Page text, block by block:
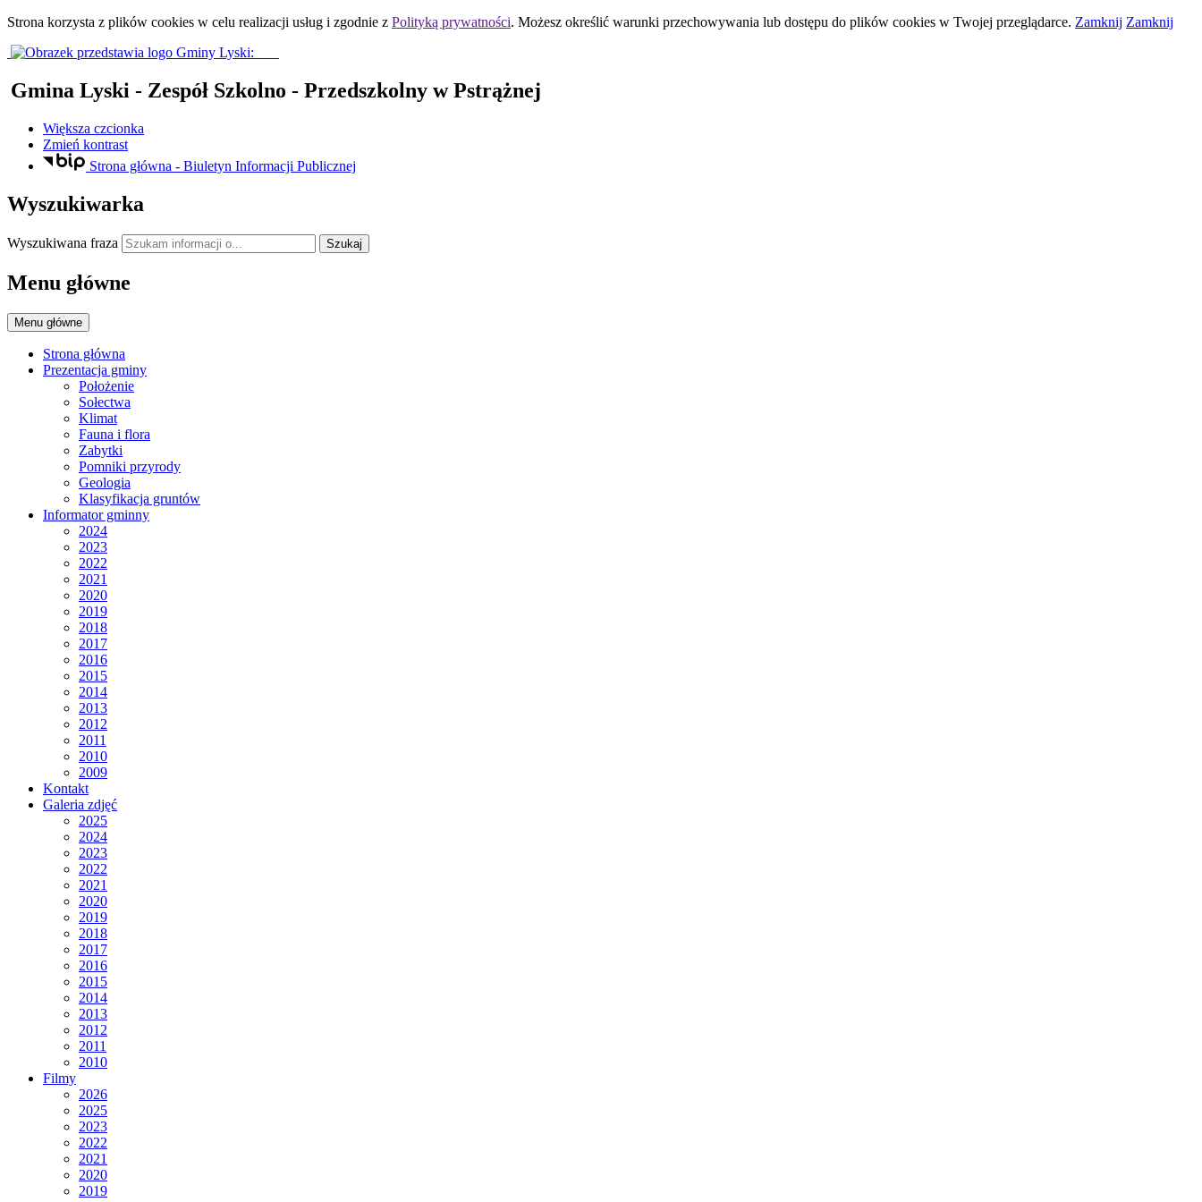
Strona korzysta z plików cookies w celu realizacji usług i zgodnie z Polityką prywatności. Możesz określić warunki przechowywania lub dostępu do plików cookies w Twojej przeglądarce. Zamknij Zamknij
Gmina Lyski - Zespół Szkolno - Przedszkolny w Pstrążnej
Większa czcionka
Zmień kontrast
Strona główna - Biuletyn Informacji Publicznej
Wyszukiwarka
Wyszukiwana fraza Szukaj
Menu główne
Menu główne
Strona główna
Prezentacja gminy
Położenie
Sołectwa
Klimat
Fauna i flora
Zabytki
Pomniki przyrody
Geologia
Klasyfikacja gruntów
Informator gminny
2024
2023
2022
2021
2020
2019
2018
2017
2016
2015
2014
2013
2012
2011
2010
2009
Kontakt
Galeria zdjęć
2025
2024
2023
2022
2021
2020
2019
2018
2017
2016
2015
2014
2013
2012
2011
2010
Filmy
2026
2025
2023
2022
2021
2020
2019